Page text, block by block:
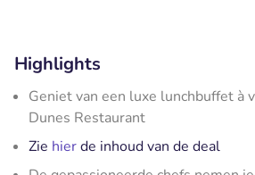
Highlights
Geniet van een luxe lunchbuffet à
Dunes Restaurant
Zie hierde inhoud van de deal